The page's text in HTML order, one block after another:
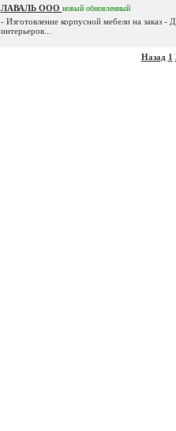
ЛАВАЛЬ ООО новый обновленный
- Изготовление корпусной мебели на заказ -
интерьеров...
Назад 1